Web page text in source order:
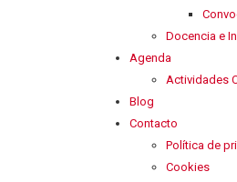
Docencia e
Agenda
Actividades
Blog
Contacto
Política de
Cookies